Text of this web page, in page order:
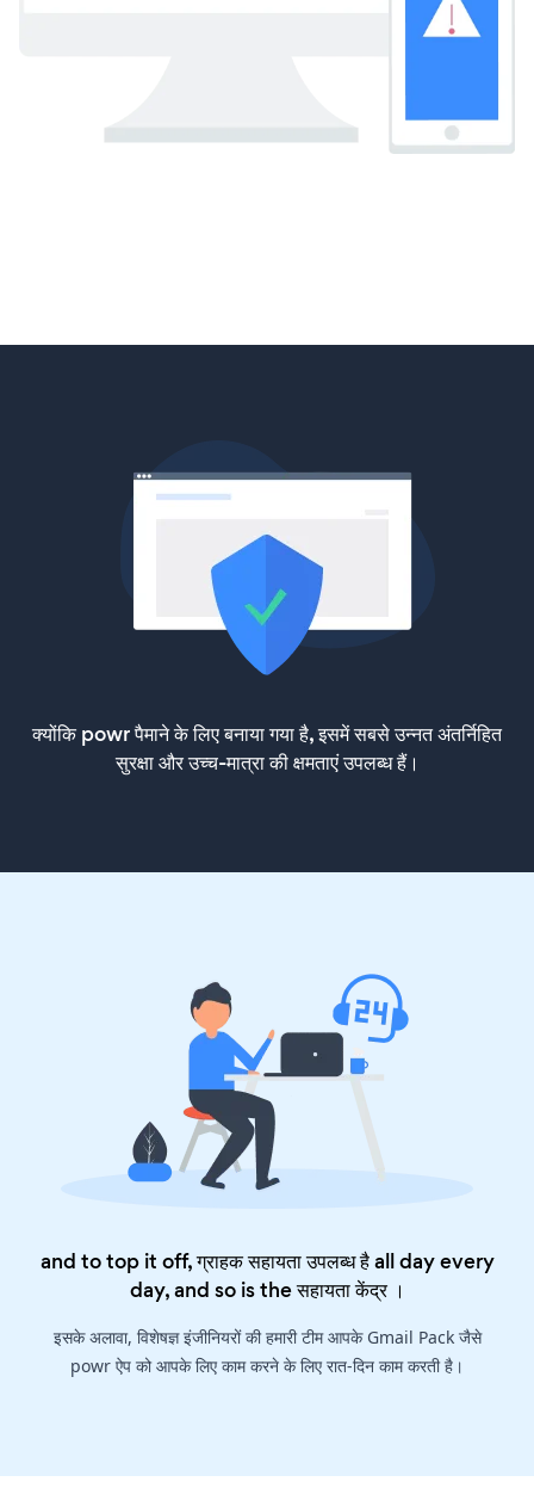
क्योंकि powr पैमाने के लिए बनाया गया है, इसमें सबसे उन्नत अंतर्निहित
सुरक्षा और उच्च-मात्रा की क्षमताएं उपलब्ध हैं।
and to top it off, ग्राहक सहायता उपलब्ध है all day every
day, and so is theसहायता केंद्र।
इसके अलावा, विशेषज्ञ इंजीनियरों की हमारी टीम आपके Gmail Pack जैसे
powr ऐप को आपके लिए काम करने के लिए रात-दिन काम करती है।